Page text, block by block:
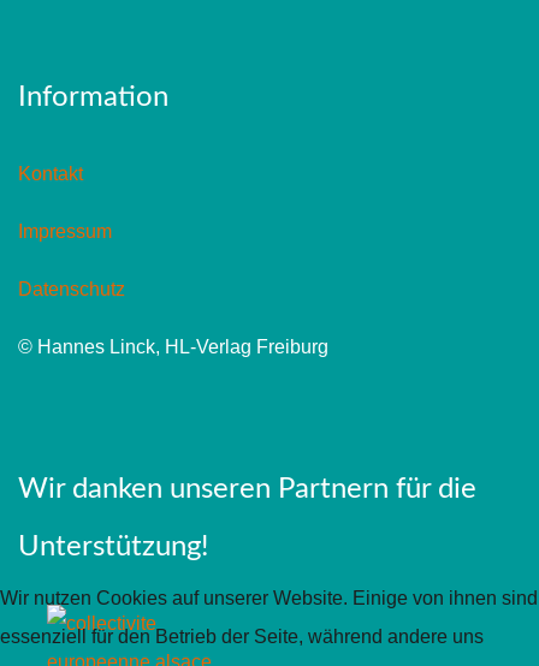
Information
Kontakt
Impressum
Datenschutz
© Hannes Linck, HL-Verlag Freiburg
Wir danken unseren Partnern für die
Unterstützung!
Wir nutzen Cookies auf unserer Website. Einige von ihnen sind
essenziell für den Betrieb der Seite, während andere uns